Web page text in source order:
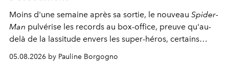
Moins d'une semaine après sa sortie, le nouveau Spider-
Man pulvérise les records au box-office, preuve qu'au-
delà de la lassitude envers les super-héros, certains
personnages continuent de susciter une ferveur intacte.
05.08.2026 by Pauline Borgogno